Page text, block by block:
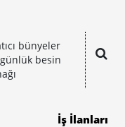
bünyeler
besin
İş İlanları